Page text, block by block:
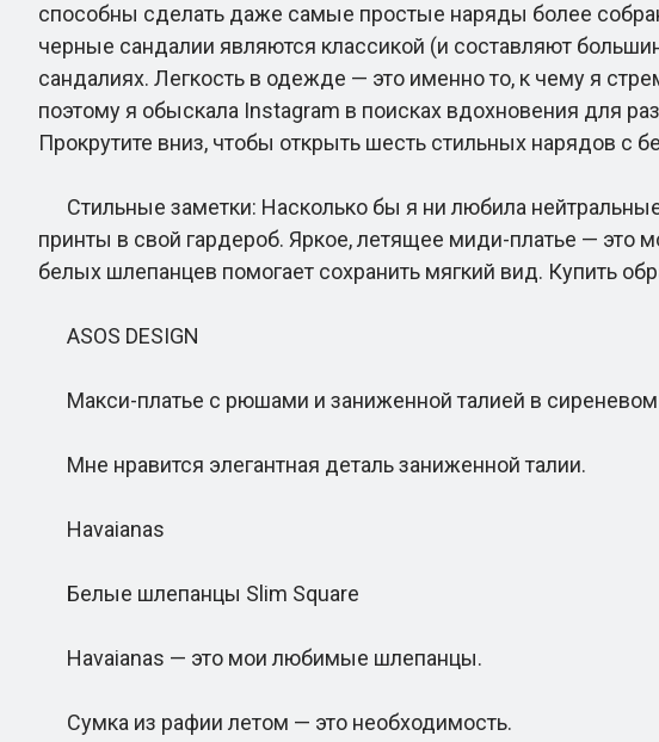
способны сделать даже самые простые наряды более
черные сандалии являются классикой (и составляют
сандалиях. Легкость в одежде — это именно то, к чему я
поэтому я обыскала Instagram в поисках вдохновения для
Прокрутите вниз, чтобы открыть шесть стильных нарядов
Стильные заметки: Насколько бы я ни любила
принты в свой гардероб. Яркое, летящее миди-платье — это
белых шлепанцев помогает сохранить мягкий вид. Купить
ASOS DESIGN
Макси-платье с рюшами и заниженной талией в сиреневом
Мне нравится элегантная деталь заниженной талии.
Havaianas
Белые шлепанцы Slim Square
Havaianas — это мои любимые шлепанцы.
Сумка из рафии летом — это необходимость.